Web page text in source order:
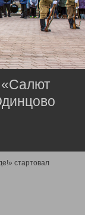
стартовал
«Салют